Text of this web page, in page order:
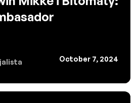
October 7, 2024